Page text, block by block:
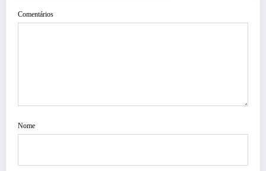
Comentários
Nome